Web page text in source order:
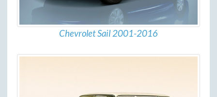
Chevrolet Sail 2001-2016